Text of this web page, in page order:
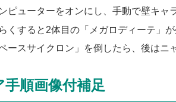
ピューターをオンにし、手動で壁キャ
くすると2体目の「メガロディーテ」
ペースサイクロン」を倒したら、後は
手順画像付補足